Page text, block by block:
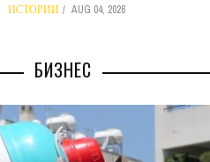
ИСТОРИИ AUG 04, 2026
БИЗНЕС